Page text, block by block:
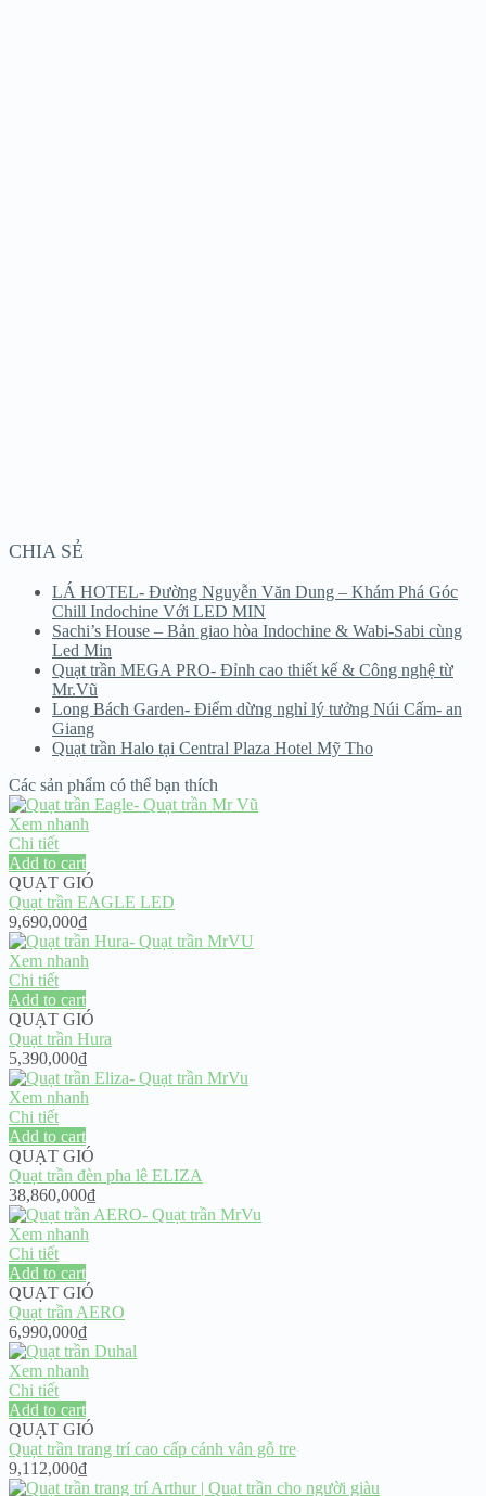
CHIA SẺ
LÁ HOTEL- Đường Nguyễn Văn Dung – Khám Phá Góc
Chill Indochine Với LED MIN
Sachi’s House – Bản giao hòa Indochine & Wabi-Sabi cùng
Led Min
Quạt trần MEGA PRO- Đỉnh cao thiết kế & Công nghệ từ
Mr.Vũ
Long Bách Garden- Điểm dừng nghỉ lý tưởng Núi Cấm- an
Giang
Quạt trần Halo tại Central Plaza Hotel Mỹ Tho
Các sản phẩm có thể bạn thích
Xem nhanh
Chi tiết
Add to cart
QUẠT GIÓ
Quạt trần EAGLE LED
9,690,000₫
Xem nhanh
Chi tiết
Add to cart
QUẠT GIÓ
Quạt trần Hura
5,390,000₫
Xem nhanh
Chi tiết
Add to cart
QUẠT GIÓ
Quạt trần đèn pha lê ELIZA
38,860,000₫
Xem nhanh
Chi tiết
Add to cart
QUẠT GIÓ
Quạt trần AERO
6,990,000₫
Xem nhanh
Chi tiết
Add to cart
QUẠT GIÓ
Quạt trần trang trí cao cấp cánh vân gỗ tre
9,112,000₫